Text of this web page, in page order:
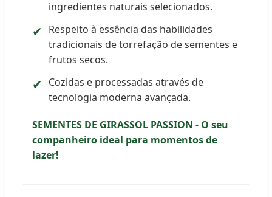
ingredientes naturais selecionados.
✔ Respeito à essência das habilidades
tradicionais de torrefação de sementes e
frutos secos.
✔ Cozidas e processadas através de
tecnologia moderna avançada.
SEMENTES DE GIRASSOL PASSION - O seu
companheiro ideal para momentos de
lazer!